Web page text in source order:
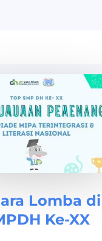
Lomba di
Ke-XX